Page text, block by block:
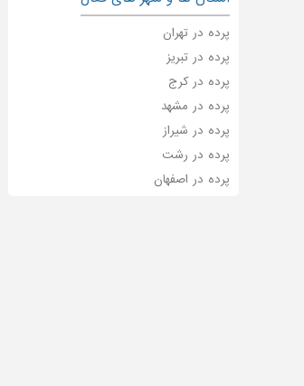
پرده در تهران
پرده در تبریز
پرده در کرج
پرده در مشهد
پرده در شیراز
پرده در رشت
پرده در اصفهان